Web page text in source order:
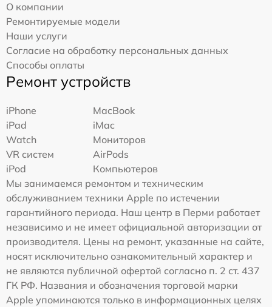
О компании
Ремонтируемые модели
Наши услуги
Согласие на обработку персональных данных
Способы оплаты
Ремонт устройств
iPhone
MacBook
iPad
iMac
Watch
Мониторов
VR систем
AirPods
iPod
Компьютеров
Мы занимаемся ремонтом и техническим
обслуживанием техники Apple по истечении
гарантийного периода. Наш центр в Перми работает
независимо и не имеет официальной авторизации от
производителя. Цены на ремонт, указанные на сайте,
носят исключительно ознакомительный характер и
не являются публичной офертой согласно п. 2 ст. 437
ГК РФ. Названия и обозначения торговой марки
Apple упоминаются только в информационных целях